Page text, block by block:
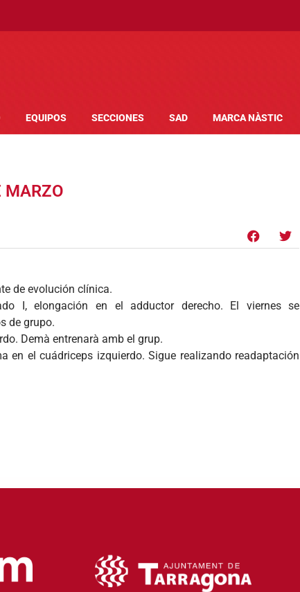
EQUIPOS SECCIONES SAD MARCA NÀSTIC
MARZO
de evolución clínica.
I, elongación en el adductor derecho. El viernes se
de grupo.
Demà entrenarà amb el grup.
en el cuádriceps izquierdo. Sigue realizando readaptación